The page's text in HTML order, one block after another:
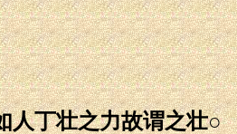
人丁壮之力故谓之壮○